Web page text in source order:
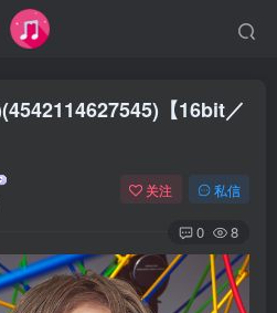
【16bit／
关注 私信
0 8